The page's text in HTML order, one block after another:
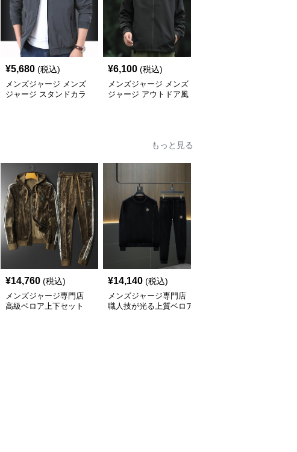
¥5,680 (税込)
メンズジャージ メンズ
ジャージ スタンドカラ
¥6,100 (税込)
メンズジャージ メンズ
ジャージ アウトドア風
もっと見る
¥14,760 (税込)
メンズジャージ専門店
高級ベロア上下セット
¥14,140 (税込)
メンズジャージ専門店
職人技が光る上質ベロア